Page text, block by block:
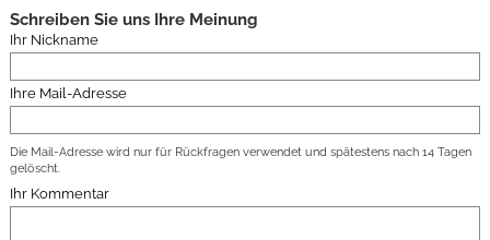
Schreiben Sie uns Ihre Meinung
Ihr Nickname
Ihre Mail-Adresse
Die Mail-Adresse wird nur für Rückfragen verwendet und spätestens nach 14 Tagen
gelöscht.
Ihr Kommentar